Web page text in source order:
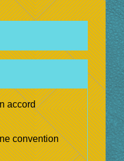
accord
convention